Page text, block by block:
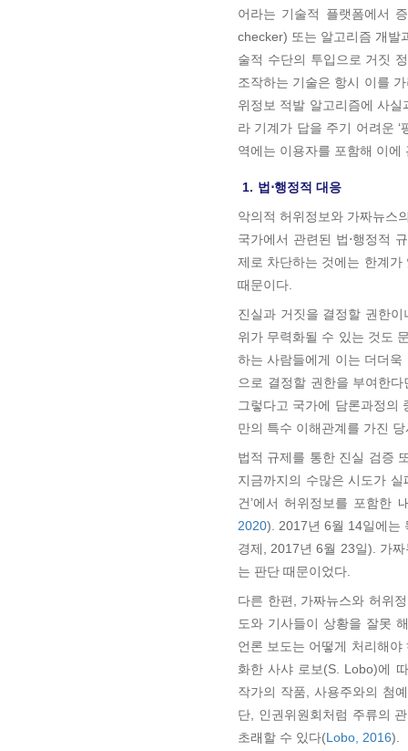
어라는 기술적 플랫폼에서
checker) 또는 알고리즘 개발
술적 수단의 투입으로 거짓
조작하는 기술은 항시 이를
위정보 적발 알고리즘에 사실
라 기계가 답을 주기 어려운
역에는 이용자를 포함해 이
1. 법⋅행정적 대응
악의적 허위정보와 가짜뉴스
국가에서 관련된 법⋅행정적
제로 차단하는 것에는 한계
때문이다.
진실과 거짓을 결정할 권한
위가 무력화될 수 있는 것도
하는 사람들에게 이는 더더
으로 결정할 권한을 부여한
그렇다고 국가에 담론과정의
만의 특수 이해관계를 가진
법적 규제를 통한 진실 검증
지금까지의 수많은 시도가
건’에서 허위정보를 포함한
2020). 2017년 6월 14일에는
경제, 2017년 6월 23일). 가
는 판단 때문이었다.
다른 한편, 가짜뉴스와 허위
도와 기사들이 상황을 잘못
언론 보도는 어떻게 처리해
화한 사샤 로보(S. Lobo)에
작가의 작품, 사용주와의 첨
단, 인권위원회처럼 주류의
초래할 수 있다(Lobo, 2016).